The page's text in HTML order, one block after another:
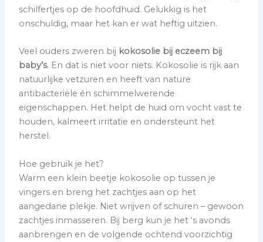
schilfertjes op de hoofdhuid. Gelukkig is het
onschuldig, maar het kan er wat heftig uitzien.
Veel ouders zweren bij kokosolie bij eczeem bij
baby’s. En dat is niet voor niets. Kokosolie is rijk aan
natuurlijke vetzuren en heeft van nature
antibacteriële én schimmelwerende
eigenschappen. Het helpt de huid om vocht vast te
houden, kalmeert irritatie en ondersteunt het
herstel.
Hoe gebruik je het?
Warm een klein beetje kokosolie op tussen je
vingers en breng het zachtjes aan op het
aangedane plekje. Niet wrijven of schuren – gewoon
zachtjes inmasseren. Bij berg kun je het ‘s avonds
aanbrengen en de volgende ochtend voorzichtig